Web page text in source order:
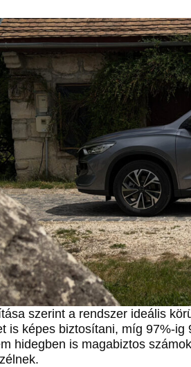
szerint a rendszer ideális
is képes biztosítani, míg 97%-
hidegben is magabiztos